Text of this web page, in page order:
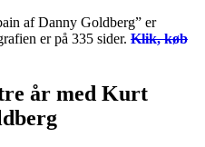
af Danny Goldberg” er
er på 335 sider. Klik, køb
år med Kurt